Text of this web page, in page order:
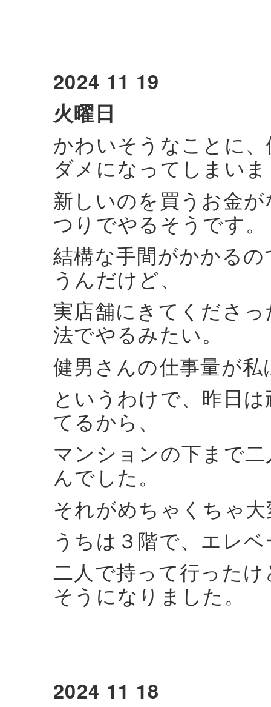
2024 11 19
火曜日
かわいそうなことに
ダメになってしまい
新しいのを買うお金
つりでやるそうです。
結構な手間がかかる
うんだけど、
実店舗にきてくださ
法でやるみたい。
健男さんの仕事量が私
というわけで、昨日
てるから、
マンションの下まで
んでした。
それがめちゃくちゃ
うちは３階で、エレ
二人で持って行った
そうになりました。
2024 11 18